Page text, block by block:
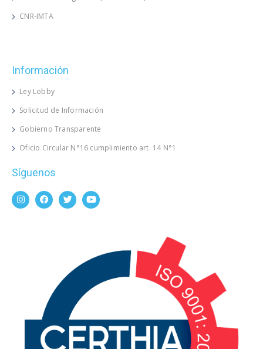
CNR-IMTA
Información
Ley Lobby
Solicitud de Información
Gobierno Transparente
Oficio Circular N°16 cumplimiento art. 14 N°1
Síguenos